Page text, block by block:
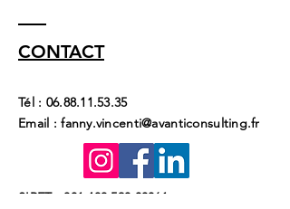
CONTACT
Tél : 06.88.11.53.35
Email :fanny.vincenti@avanticonsulting.fr
SIRET : 801 483 520 00061